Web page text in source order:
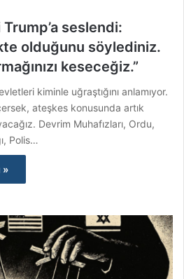
Trump’a seslendi:
olduğunu söylediniz.
keseceğiz.”
kiminle uğraştığını anlamıyor.
ateşkes konusunda artık
Devrim Muhafızları, Ordu,
Polis…
»